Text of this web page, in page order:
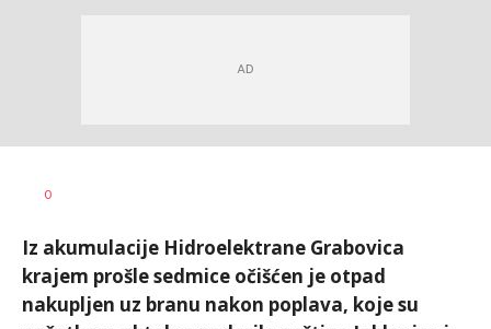
AUTOR
0
Iz akumulacije Hidroelektrane Grabovica
krajem prošle sedmice očišćen je otpad
nakupljen uz branu nakon poplava, koje su